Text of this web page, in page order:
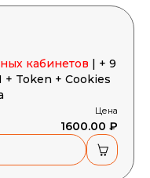
кабинетов | + 9
Token + Cookies
Цена
1600.00 ₽